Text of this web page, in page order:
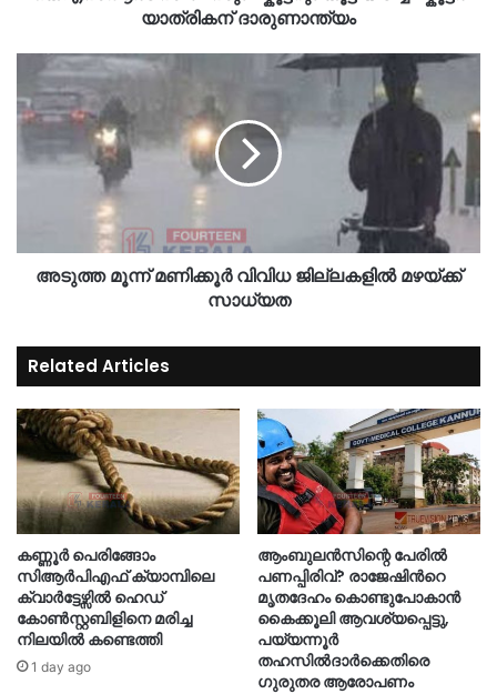
യാത്രികന് ദാരുണാന്ത്യം
അടുത്ത മൂന്ന് മണിക്കൂർ വിവിധ ജില്ലകളിൽ മഴയ്ക്ക്
സാധ്യത
Related Articles
കണ്ണൂർ പെരിങ്ങോം
സിആർപിഎഫ് ക്യാമ്പിലെ
ക്വാർട്ടേഴ്സിൽ ഹെഡ്
കോൺസ്റ്റബിളിനെ മരിച്ച
നിലയിൽ കണ്ടെത്തി
1 day ago
ആംബുലൻസിന്റെ പേരിൽ
പണപ്പിരിവ്? രാജേഷിന്‍റെ
മൃതദേഹം കൊണ്ടുപോകാൻ
കൈക്കൂലി ആവശ്യപ്പെട്ടു,
പയ്യന്നൂർ
തഹസിൽദാർക്കെതിരെ
ഗുരുതര ആരോപണം